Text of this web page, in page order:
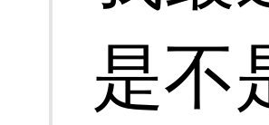
是不